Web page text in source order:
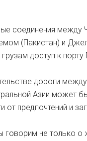
соединения между
(Пакистан) и
доступ к порту
дороги
Азии может
от предпочтений и
не только